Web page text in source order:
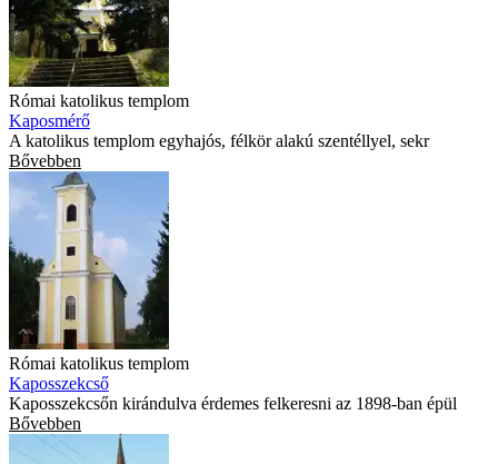
Római katolikus templom
Kaposmérő
A katolikus templom egyhajós, félkör alakú szentéllyel, sekr
Bővebben
Római katolikus templom
Kaposszekcső
Kaposszekcsőn kirándulva érdemes felkeresni az 1898-ban épül
Bővebben